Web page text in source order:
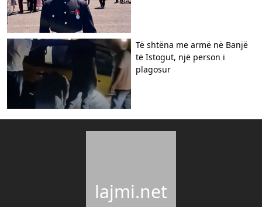
Të shtëna me armë në Banjë
të Istogut, një person i
plagosur
lajmi.net